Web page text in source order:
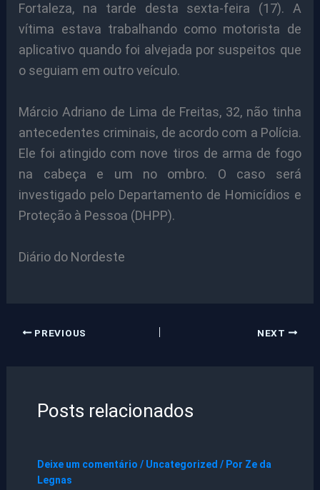
Fortaleza, na tarde desta sexta-feira (17). A
vítima estava trabalhando como motorista de
aplicativo quando foi alvejada por suspeitos que
o seguiam em outro veículo.
Márcio Adriano de Lima de Freitas, 32, não tinha
antecedentes criminais, de acordo com a Polícia.
Ele foi atingido com nove tiros de arma de fogo
na cabeça e um no ombro. O caso será
investigado pelo Departamento de Homicídios e
Proteção à Pessoa (DHPP).
Diário do Nordeste
PREVIOUS NEXT
Posts relacionados
Deixe um comentário / Uncategorized / Por Ze da
Legnas